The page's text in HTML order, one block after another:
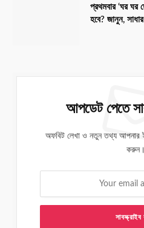
প্রথমবার ‘ঘর ঘর
হবে? জানুন,
আপডেট পেতে
অফবিট লেখা ও নতুন তথ্য আপনার
করুন।